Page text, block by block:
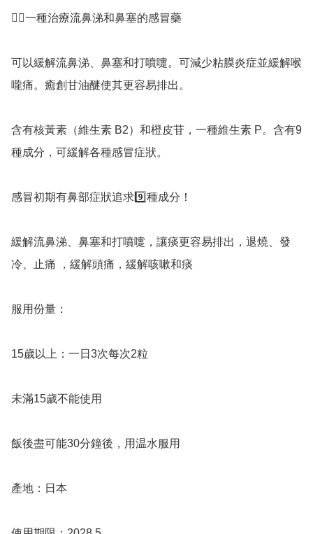
👍🏻一種治療流鼻涕和鼻塞的感冒藥
可以緩解流鼻涕、鼻塞和打噴嚏。可減少粘膜炎症並緩解喉
嚨痛。癒創甘油醚使其更容易排出。
含有核黃素（維生素 B2）和橙皮苷，一種維生素 P。含有9
種成分，可緩解各種感冒症狀。
感冒初期有鼻部症狀追求9️⃣種成分！
緩解流鼻涕、鼻塞和打噴嚏，讓痰更容易排出，退燒、發
冷、止痛 ，緩解頭痛，緩解咳嗽和痰
服用份量：
15歲以上：一日3次每次2粒
未滿15歲不能使用
飯後盡可能30分鐘後，用温水服用
產地：日本